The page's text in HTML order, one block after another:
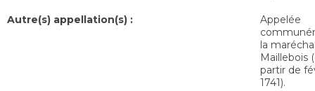
Autre(s) appellation(s) :
Appelée
la
Maillebois
partir de
1741).